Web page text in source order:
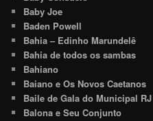
Baby Joe
Baden Powell
Bahia – Edinho Marundelê
Bahia de todos os sambas
Bahiano
Baiano e Os Novos Caetanos
Baile de Gala do Municipal RJ
Balona e Seu Conjunto